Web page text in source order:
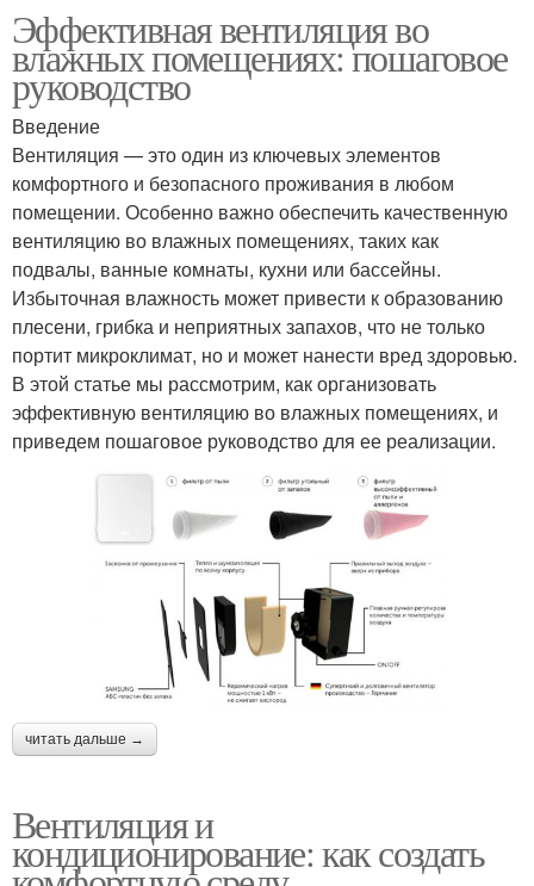
Эффективная вентиляция во
влажных помещениях: пошаговое
руководство
Введение
Вентиляция — это один из ключевых элементов
комфортного и безопасного проживания в любом
помещении. Особенно важно обеспечить качественную
вентиляцию во влажных помещениях, таких как
подвалы, ванные комнаты, кухни или бассейны.
Избыточная влажность может привести к образованию
плесени, грибка и неприятных запахов, что не только
портит микроклимат, но и может нанести вред здоровью.
В этой статье мы рассмотрим, как организовать
эффективную вентиляцию во влажных помещениях, и
приведем пошаговое руководство для ее реализации.
читать дальше →
Вентиляция и
кондиционирование: как создать